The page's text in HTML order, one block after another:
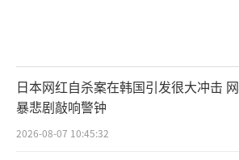
日本网红自杀案在韩国引发很大冲击 网
暴悲剧敲响警钟
2026-08-07 10:45:32